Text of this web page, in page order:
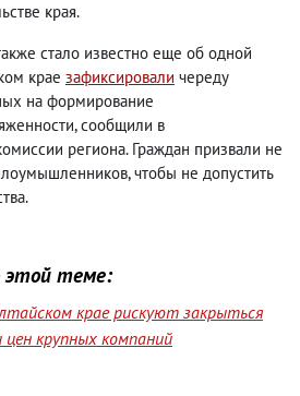
края.
стало известно еще об одной
крае зафиксировали череду
на формирование
сообщили в
региона. Граждан призвали не
чтобы не допустить
этой теме:
крае рискуют закрыться
крупных компаний